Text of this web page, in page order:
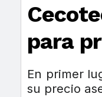
para
En primer
su precio